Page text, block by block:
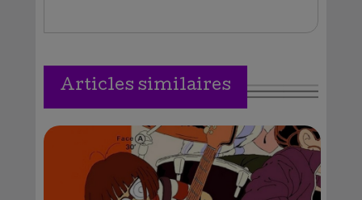
Articles similaires